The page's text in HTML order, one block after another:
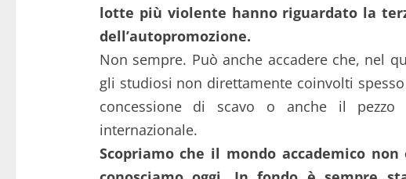
lotte più violente hanno riguardato la
dell’autopromozione.
Non sempre. Può anche accadere che, nel
gli studiosi non direttamente coinvolti
concessione di scavo o anche il
internazionale.
Scopriamo che il mondo accademico